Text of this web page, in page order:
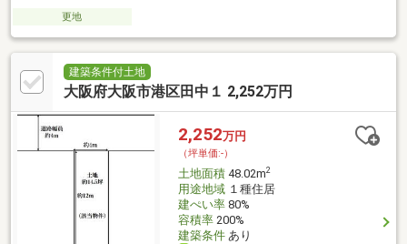
更地
建築条件付土地
大阪府大阪市港区田中１ 2,252万円
2,252万円
（坪単価:-）
土地面積48.02m2
用途地域１種住居
建ぺい率80%
容積率200%
建築条件あり